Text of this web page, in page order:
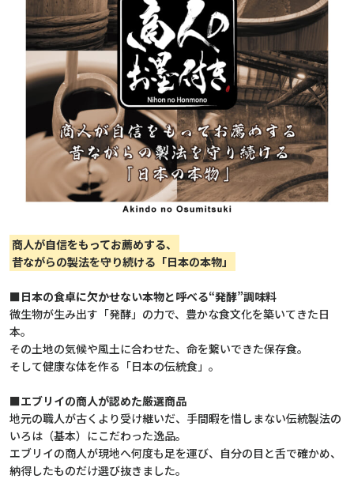
商人が自信をもってお薦めする、
昔ながらの製法を守り続ける「日本の本物」
■日本の食卓に欠かせない本物と呼べる“発酵”調味料
微生物が生み出す「発酵」の力で、豊かな食文化を築いてきた日
本。
その土地の気候や風土に合わせた、命を繋いできた保存食。
そして健康な体を作る「日本の伝統食」。
■エブリイの商人が認めた厳選商品
地元の職人が古くより受け継いだ、手間暇を惜しまない伝統製法の
いろは（基本）にこだわった逸品。
エブリイの商人が現地へ何度も足を運び、自分の目と舌で確かめ、
納得したものだけ選び抜きました。